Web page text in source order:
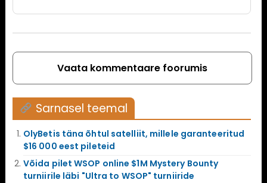
Vaata kommentaare foorumis
Sarnasel teemal
OlyBetis täna õhtul satelliit, millele garanteeritud
$16 000 eest pileteid
Võida pilet WSOP online $1M Mystery Bounty
turniirile läbi "Ultra to WSOP" turniiride